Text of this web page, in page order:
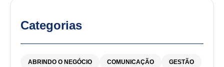
Categorias
ABRINDO O NEGÓCIO COMUNICAÇÃO GESTÃO